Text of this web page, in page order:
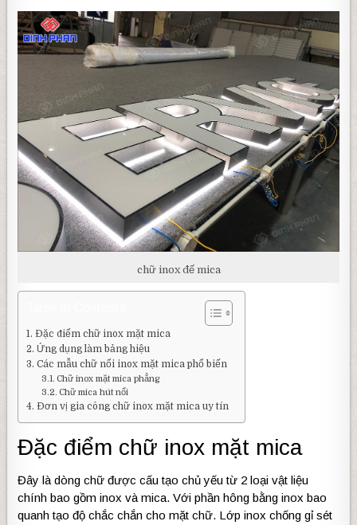
chữ inox đế mica
Đặc điểm chữ inox mặt mica
Ứng dụng làm bảng hiệu
Các mẫu chữ nổi inox mặt mica phổ biến
Chữ inox mặt mica phẳng
Chữ mica hút nổi
Đơn vị gia công chữ inox mặt mica uy tín
Đặc điểm chữ inox mặt mica
Đây là dòng chữ được cấu tạo chủ yếu từ 2 loại vật liệu
chính bao gồm inox và mica. Với phần hông bằng inox bao
quanh tạo độ chắc chắn cho mặt chữ. Lớp inox chống gỉ sét